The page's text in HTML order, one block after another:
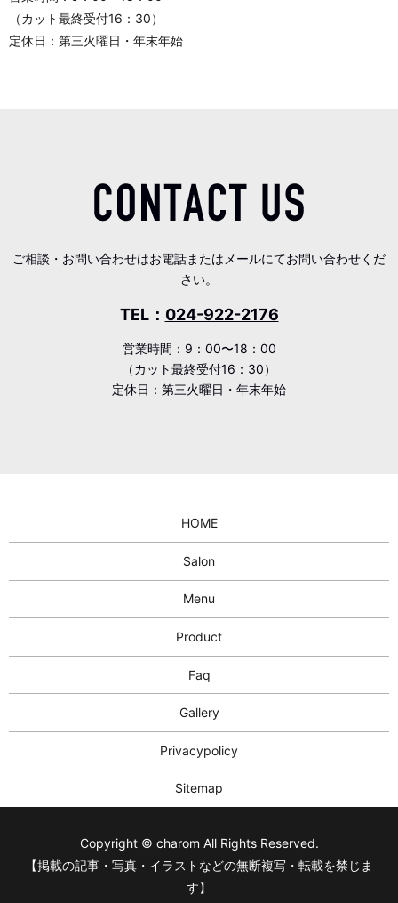
（カット最終受付16：30）
定休日：第三火曜日・年末年始
ご相談・お問い合わせはお電話またはメールにてお問い合わせくだ
さい。
TEL： 024-922-2176
営業時間：9：00〜18：00
（カット最終受付16：30）
定休日：第三火曜日・年末年始
HOME
Salon
Menu
Product
Faq
Gallery
Privacypolicy
Sitemap
Copyright © charom All Rights Reserved.
【掲載の記事・写真・イラストなどの無断複写・転載を禁じま
す】